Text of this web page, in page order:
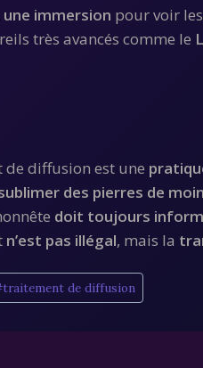
immersion pour voir
très avancés comme le
de diffusion est une
des pierres de
doit toujours
n’est pas illégal, mais la
traitement de diffusion